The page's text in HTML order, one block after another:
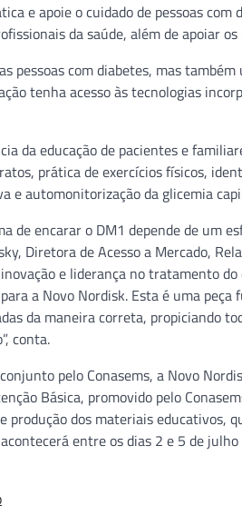
e apoie o cuidado de pessoas
da saúde, além de apoiar
pessoas com diabetes, mas
tenha acesso às tecnologias
da educação de pacientes e
prática de exercícios físicos,
e automonitorização da glicemia
de encarar o DM1 depende de um
Diretora de Acesso a Mercado,
e liderança no tratamento
a Novo Nordisk. Esta é uma
da maneira correta, propiciando
conta.
pelo Conasems, a Novo
Básica, promovido pelo
dos materiais educativos,
entre os dias 2 e 5 de